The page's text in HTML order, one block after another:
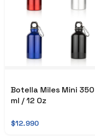
Botella Miles Mini 350
ml / 12 Oz
$12.990